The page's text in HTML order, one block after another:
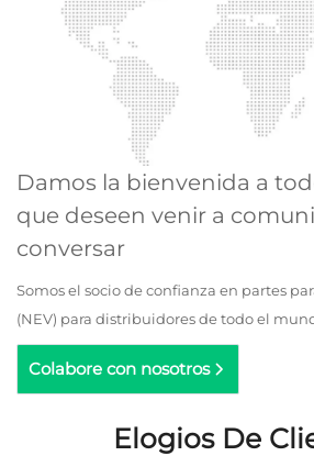
Damos la bienvenida a
que deseen venir a
conversar
Somos el socio de confianza en partes
(NEV) para distribuidores de todo el
Colabore con nosotros
Elogios De